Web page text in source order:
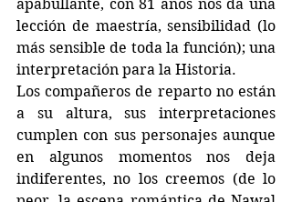
apabullante, con 81 años nos da una
lección de maestría, sensibilidad (lo
más sensible de toda la función); una
interpretación para la Historia.
Los compañeros de reparto no están
a su altura, sus interpretaciones
cumplen con sus personajes aunque
en algunos momentos nos deja
indiferentes, no los creemos (de lo